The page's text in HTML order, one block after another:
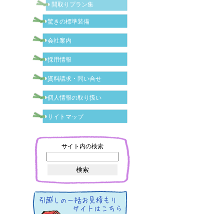
間取りプラン集
驚きの標準装備
会社案内
採用情報
資料請求・問い合せ
個人情報の取り扱い
サイトマップ
サイト内の検索